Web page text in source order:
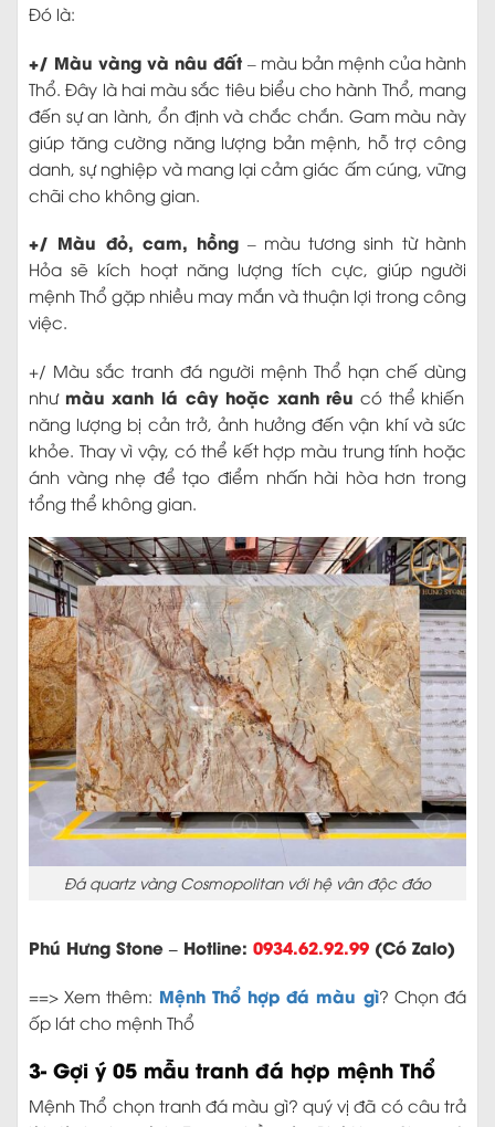
Đó là:
+/ Màu vàng và nâu đất – màu bản mệnh của hành
Thổ. Đây là hai màu sắc tiêu biểu cho hành Thổ, mang
đến sự an lành, ổn định và chắc chắn. Gam màu này
giúp tăng cường năng lượng bản mệnh, hỗ trợ công
danh, sự nghiệp và mang lại cảm giác ấm cúng, vững
chãi cho không gian.
+/ Màu đỏ, cam, hồng – màu tương sinh từ hành
Hỏa sẽ kích hoạt năng lượng tích cực, giúp người
mệnh Thổ gặp nhiều may mắn và thuận lợi trong công
việc.
+/ Màu sắc tranh đá người mệnh Thổ hạn chế dùng
như màu xanh lá cây hoặc xanh rêu có thể khiến
năng lượng bị cản trở, ảnh hưởng đến vận khí và sức
khỏe. Thay vì vậy, có thể kết hợp màu trung tính hoặc
ánh vàng nhẹ để tạo điểm nhấn hài hòa hơn trong
tổng thể không gian.
Đá quartz vàng Cosmopolitan với hệ vân độc đáo
Phú Hưng Stone – Hotline: 0934.62.92.99 (Có Zalo)
==> Xem thêm: Mệnh Thổ hợp đá màu gì? Chọn đá
ốp lát cho mệnh Thổ
3- Gợi ý 05 mẫu tranh đá hợp mệnh Thổ
Mệnh Thổ chọn tranh đá màu gì? quý vị đã có câu trả